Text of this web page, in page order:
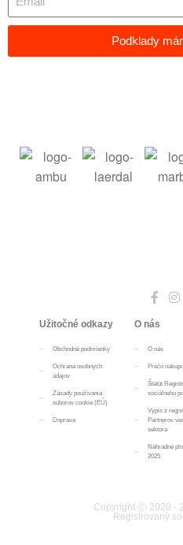
Podklady
Užitočné odkazy
Obchodné podmienky
Ochrana osobných
údajov
Zásady používania
súborov cookie (EÚ)
Doprava
O nás
O nás
Prečo
Štátút
sociálneho
Výpis z
Partnerov
sektora
Náhradné
2025
Copyright Ⓒ 2020 -
Registrovaný